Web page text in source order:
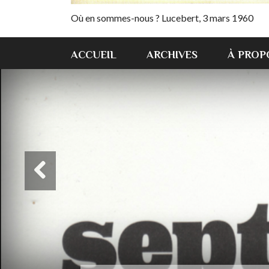
Où en sommes-nous ? Lucebert, 3 mars 1960
ACCUEIL ARCHIVES À